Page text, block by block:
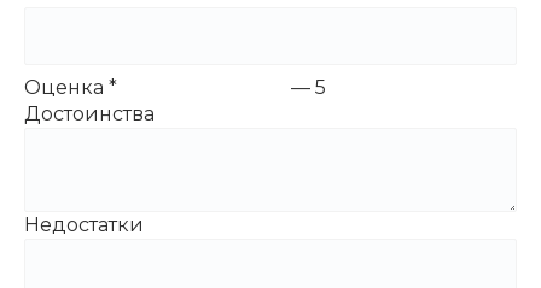
Оценка * — 5
Достоинства
Недостатки